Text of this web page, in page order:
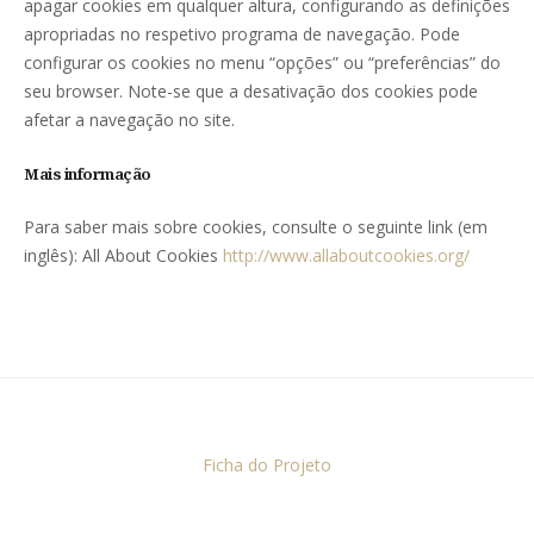
apagar cookies em qualquer altura, configurando as definições
apropriadas no respetivo programa de navegação. Pode
configurar os cookies no menu “opções” ou “preferências” do
seu browser. Note-se que a desativação dos cookies pode
afetar a navegação no site.
Mais informação
Para saber mais sobre cookies, consulte o seguinte link (em
inglês): All About Cookies http://www.allaboutcookies.org/
Ficha do Projeto